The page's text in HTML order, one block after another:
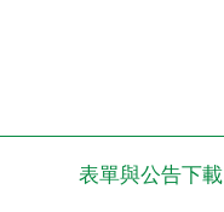
表單與公告下載